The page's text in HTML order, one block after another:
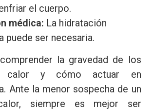
el cuerpo.
médica: La hidratación
puede ser necesaria.
la gravedad de los
calor y cómo actuar en
Ante la menor sospecha de un
siempre es mejor ser